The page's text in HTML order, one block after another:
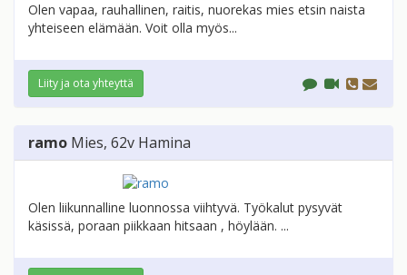
Olen vapaa, rauhallinen, raitis, nuorekas mies etsin naista
yhteiseen elämään. Voit olla myös...
Liity ja ota yhteyttä
ramo Mies, 62v Hamina
Olen liikunnalline luonnossa viihtyvä. Työkalut pysyvät
käsissä, poraan piikkaan hitsaan , höylään. ...